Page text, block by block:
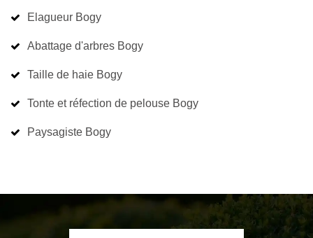
Elagueur Bogy
Abattage d'arbres Bogy
Taille de haie Bogy
Tonte et réfection de pelouse Bogy
Paysagiste Bogy